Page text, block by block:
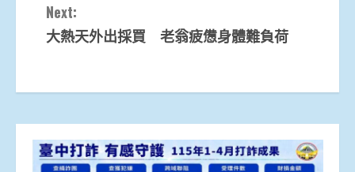
Next:
大熱天外出採買 老翁疲憊身體難負荷